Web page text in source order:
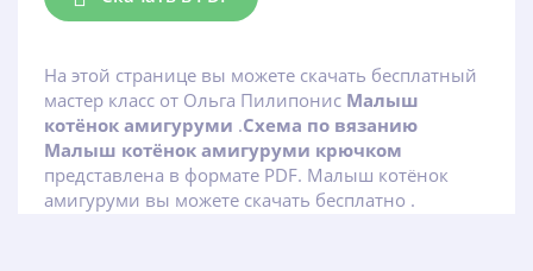
На этой странице вы можете скачать бесплатный
мастер класс от Ольга Пилипонис Малыш
котёнок амигуруми .Схема по вязанию
Малыш котёнок амигуруми крючком
представлена в формате PDF. Малыш котёнок
амигуруми вы можете скачать бесплатно .